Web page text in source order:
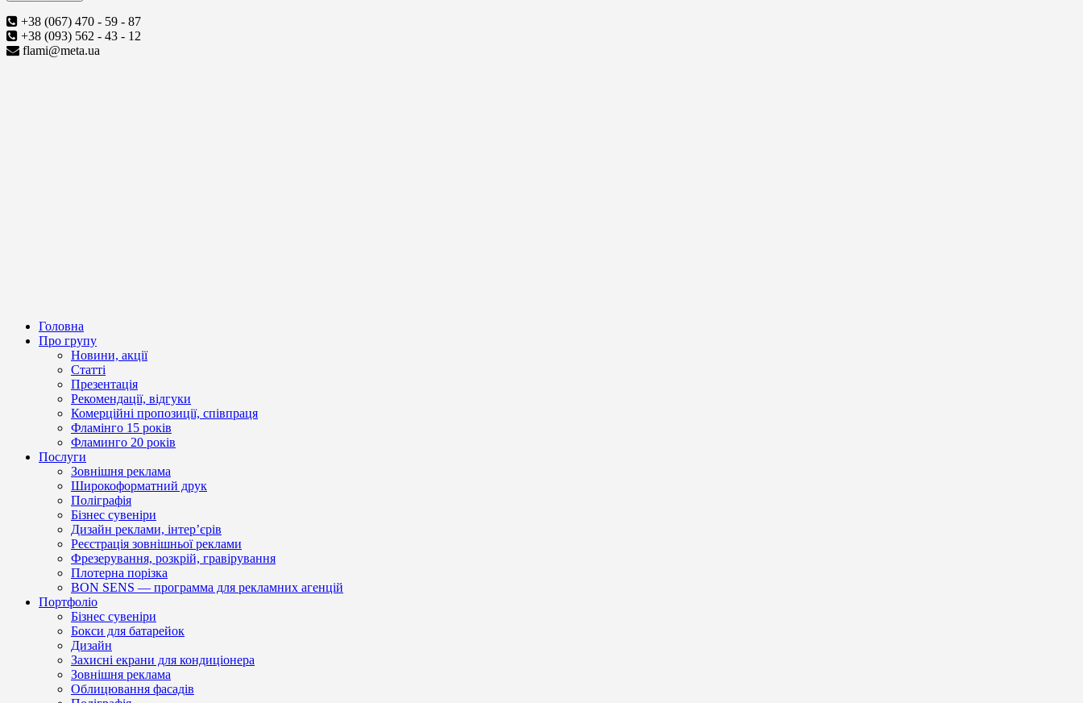
+38 (067) 470 - 59 - 87
+38 (093) 562 - 43 - 12
flami@meta.ua
Головна
Про групу
Новини, акції
Статті
Презентація
Рекомендації, відгуки
Комерційні пропозиції, співпраця
Фламінго 15 років
Фламинго 20 років
Послуги
Зовнішня реклама
Широкоформатний друк
Поліграфія
Бізнес сувеніри
Дизайн реклами, інтер’єрів
Реєстрація зовнішньої реклами
Фрезерування, розкрій, гравірування
Плотерна порізка
BON SENS — программа для рекламних агенцій
Портфоліо
Бізнес сувеніри
Бокси для батарейок
Дизайн
Захисні екрани для кондиціонера
Зовнішня реклама
Облицювання фасадів